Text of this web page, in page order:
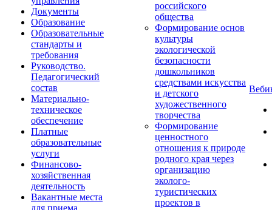
Документы
Образование
Образовательные
стандарты и
требования
Руководство.
Педагогический
состав
Материально-
техническое
обеспечение
Платные
образовательные
услуги
Финансово-
хозяйственная
деятельность
Вакантные места
российского
общества
Формирование основ
культуры
экологической
безопасности
дошкольников
средствами искусства
и детского
художественного
творчества
Формирование
ценностного
отношения к природе
родного края через
организацию
эколого-
туристических
проектов в